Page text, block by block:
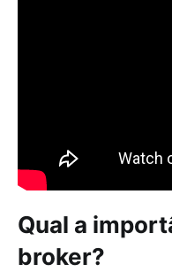
Qual a
broker?